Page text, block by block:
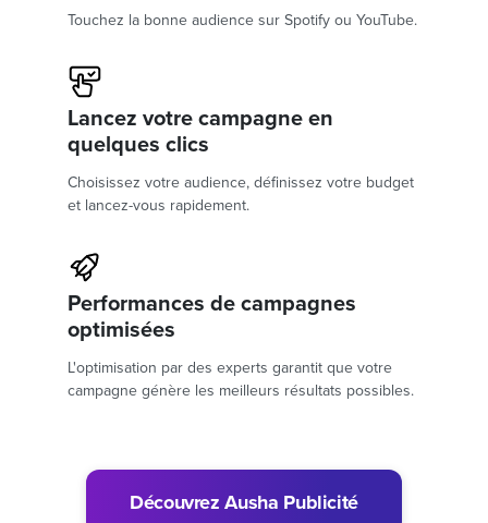
Touchez la bonne audience sur Spotify ou YouTube.
Lancez votre campagne en
quelques clics
Choisissez votre audience, définissez votre budget
et lancez-vous rapidement.
Performances de campagnes
optimisées
L'optimisation par des experts garantit que votre
campagne génère les meilleurs résultats possibles.
Découvrez Ausha Publicité